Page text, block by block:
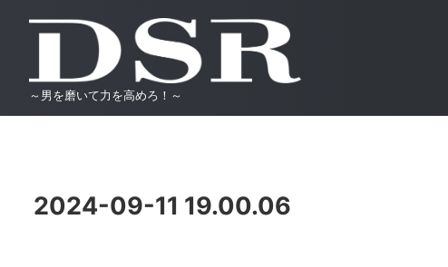
～男を磨いて力を高めろ！～
2024-09-11 19.00.06